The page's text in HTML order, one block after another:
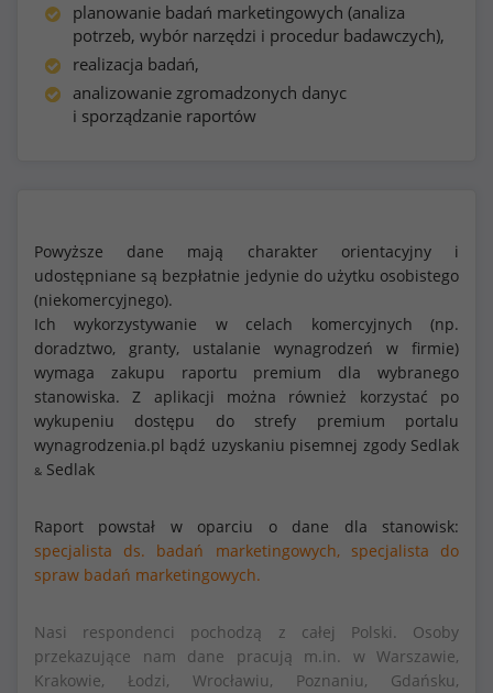
planowanie badań marketingowych (analiza
potrzeb, wybór narzędzi i procedur badawczych),
realizacja badań,
analizowanie zgromadzonych danyc
i sporządzanie raportów
Powyższe dane mają charakter orientacyjny i
udostępniane są bezpłatnie jedynie do użytku osobistego
(niekomercyjnego).
Ich wykorzystywanie w celach komercyjnych (np.
doradztwo, granty, ustalanie wynagrodzeń w firmie)
wymaga zakupu raportu premium dla wybranego
stanowiska. Z aplikacji można również korzystać po
wykupeniu dostępu do strefy premium portalu
wynagrodzenia.pl bądź uzyskaniu pisemnej zgody Sedlak
& Sedlak
Raport powstał w oparciu o dane dla stanowisk:
specjalista ds. badań marketingowych, specjalista do
spraw badań marketingowych.
Nasi respondenci pochodzą z całej Polski. Osoby
przekazujące nam dane pracują m.in. w Warszawie,
Krakowie, Łodzi, Wrocławiu, Poznaniu, Gdańsku,